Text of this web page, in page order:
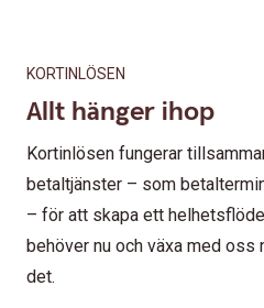
KORTINLÖSEN
Allt hänger ihop
Kortinlösen fungerar
betaltjänster – som
– för att skapa ett
behöver nu och växa med oss
det.